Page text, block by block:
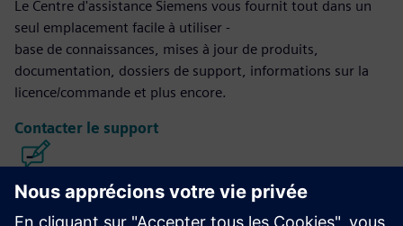
Le Centre d'assistance Siemens vous fournit tout dans un
seul emplacement facile à utiliser -
base de connaissances, mises à jour de produits,
documentation, dossiers de support, informations sur la
licence/commande et plus encore.
Contacter le support
Calibre IC Design & Fabrication